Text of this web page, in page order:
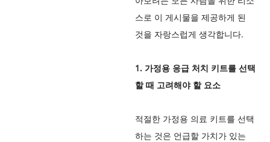
스로 이 게시물을 제공하게 된
것을 자랑스럽게 생각합니다.
1. 가정용 응급 처치 키트를 선택
할 때 고려해야 할 요소
적절한 가정용 의료 키트를 선택
하는 것은 언급할 가치가 있는